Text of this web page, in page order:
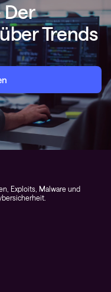
Der
Trends
Exploits, Malware und